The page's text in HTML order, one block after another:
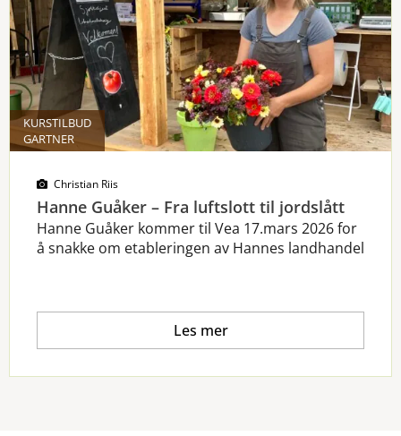
KURSTILBUD
GARTNER
Christian Riis
Hanne Guåker – Fra luftslott til jordslått
Hanne Guåker kommer til Vea 17.mars 2026 for
å snakke om etableringen av Hannes landhandel
Les mer